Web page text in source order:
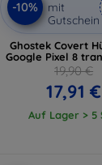
-10%
mit
Gutschein
Ghostek Covert
Google Pixel 8
19,90 €
17,91 €
Auf Lager > 5